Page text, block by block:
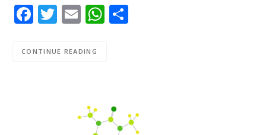
RSS FEEDFacebook
Twitter
EmailWhatsApp
CONTINUE READING